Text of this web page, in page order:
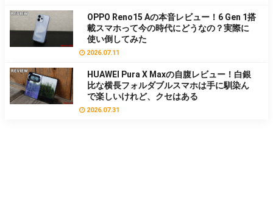
OPPO Reno15 Aの本音レビュー！6 Gen 1搭
載スマホって今の時代にどうなの？実際に
使い倒してみた
2026.07.11
HUAWEI Pura X Maxの自腹レビュー！白銀
比な横長フォルダブルスマホは手に馴染ん
で楽しいけれど、クセはある
2026.07.31